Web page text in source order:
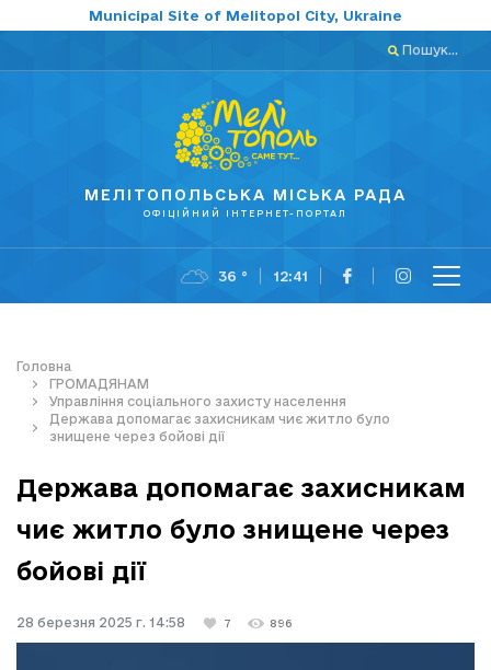
Municipal Site of Melitopol City, Ukraine
Пошук...
МЕЛІТОПОЛЬСЬКА МІСЬКА РАДА
ОФІЦІЙНИЙ ІНТЕРНЕТ-ПОРТАЛ
36 ° 12:41
Головна
ГРОМАДЯНАМ
Управління соціального захисту населення
Держава допомагає захисникам чиє житло було
знищене через бойові дії
Держава допомагає захисникам
чиє житло було знищене через
бойові дії
28 березня 2025 г. 14:58 7 896